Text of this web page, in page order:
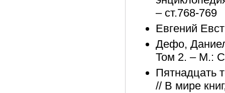
– ст.768-769
Евгений
Дефо,
Том 2. – М.:
Пятнадцать
// В мире